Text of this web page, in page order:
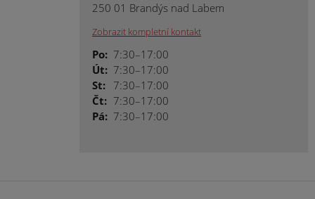
250 01 Brandýs nad Labem
Zobrazit kompletní kontakt
Po: 7:30–17:00
Út: 7:30–17:00
St: 7:30–17:00
Čt: 7:30–17:00
Pá: 7:30–17:00